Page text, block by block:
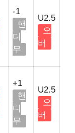
-1
핸
디
무
U2.5
오
버
+1
핸
디
무
U2.5
오
버